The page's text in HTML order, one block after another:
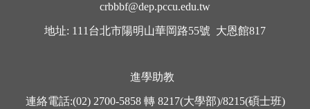
crbbbf@dep.pccu.edu.tw
地址: 111 台北市陽明山華岡路55號 大恩館817
進學助教
連絡電話:(02) 2700-5858 轉 8217(大學部)/8215(碩士班)